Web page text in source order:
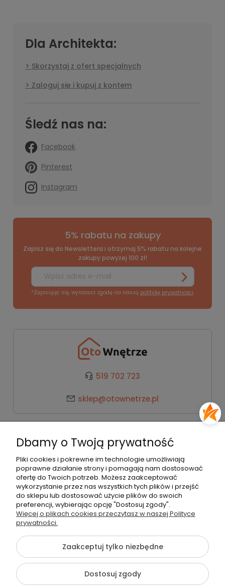
Dla Architekta:
Skorzystaj z ofert specjalnych
Zaloguj się i kupuj z kontem
Śledź nas na:
Facebook
Pinterest
Instagram
5% rabatu na zakupy
Zapisz się do Newslettera i otrzymaj 5% rabatu na kolejne
zakupy powyżej 100 zł!
*Zapisując się, wyrażasz zgodę na naszą politykę prywatności.
519 702 723
sklep@otownetrze.pl
Pomoc
Moje konto
Płatności i dostawa
Dbamy o Twoją prywatność
Pliki cookies i pokrewne im technologie umożliwiają
poprawne działanie strony i pomagają nam dostosować
ofertę do Twoich potrzeb. Możesz zaakceptować
wykorzystanie przez nas wszystkich tych plików i przejść
do sklepu lub dostosować użycie plików do swoich
preferencji, wybierając opcję "Dostosuj zgody".
Więcej o plikach cookies przeczytasz w naszej Polityce
prywatności.
Zaakceptuj tylko niezbędne
Dostosuj zgody